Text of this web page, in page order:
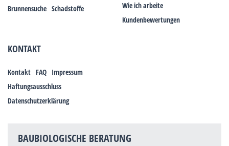
Brunnensuche Schadstoffe
Wie ich arbeite
Kundenbewertungen
KONTAKT
Kontakt FAQ Impressum
Haftungsausschluss
Datenschutzerklärung
BAUBIOLOGISCHE BERATUNG